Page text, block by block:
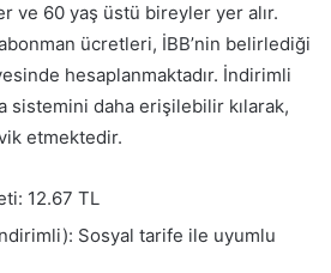
ve 60 yaş üstü bireyler yer alır.
ücretleri, İBB’nin belirlediği
hesaplanmaktadır. İndirimli
sistemini daha erişilebilir kılarak,
etmektedir.
12.67 TL
Sosyal tarife ile uyumlu